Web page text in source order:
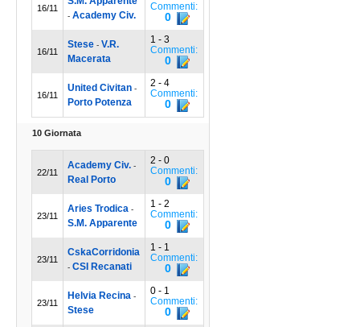
16/11
- Academy Civ.
Commenti:
0
16/11
Stese- V.R.
Macerata
1 - 3
Commenti:
0
16/11
United Civitan-
Porto Potenza
2 - 4
Commenti:
0
10 Giornata
22/11
Academy Civ.-
Real Porto
2 - 0
Commenti:
0
23/11
Aries Trodica -
S.M. Apparente
1 - 2
Commenti:
0
23/11
CskaCorridonia
- CSI Recanati
1 - 1
Commenti:
0
23/11
Helvia Recina -
Stese
0 - 1
Commenti:
0